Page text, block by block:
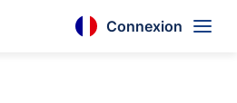
Connexion